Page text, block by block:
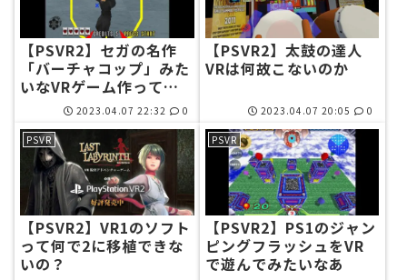
【PSVR2】セガの名作
「バーチャコップ」みた
いなVRゲーム作ってく
れないかな2023.04.07 22:32 0
【PSVR2】太鼓の達人
VRは何故こないのか
2023.04.07 20:05 0
PSVR
【PSVR2】VR1のソフト
って何で2に移植できな
いの？
PSVR
【PSVR2】PS1のジャン
ピングフラッシュをVR
で遊んでみたいなあ